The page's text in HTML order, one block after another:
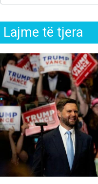
Lajme të tjera